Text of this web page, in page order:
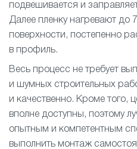
подвешивается и
Далее пленку нагревают до
поверхности, постепенно
в профиль.
Весь процесс не требует
и шумных строительных
и качественно. Кроме того,
вполне доступны, поэтому
опытным и компетентным
выполнить монтаж